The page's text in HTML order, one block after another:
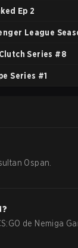
Ep 2
League
Series #8
Series #1
Ospan
?
de Nemiga